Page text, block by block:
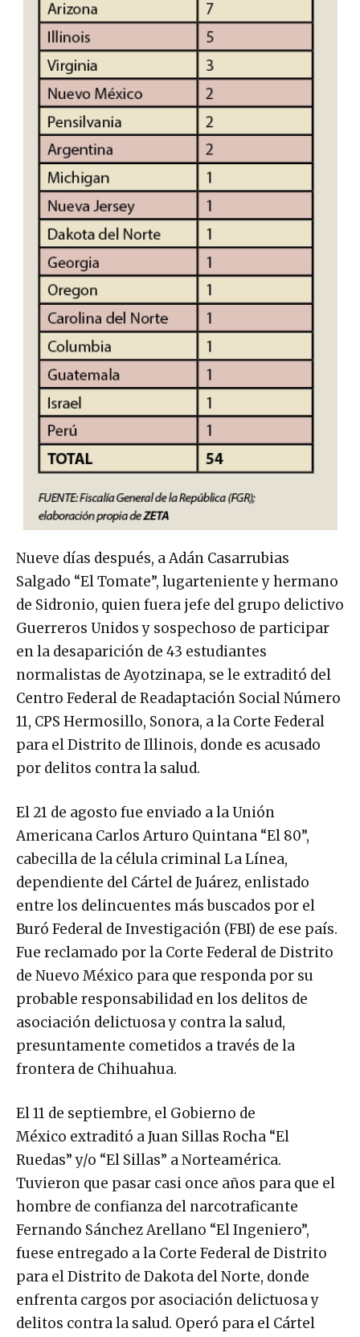
Nueve días después, a Adán Casarrubias
Salgado “El Tomate”, lugarteniente y hermano
de Sidronio, quien fuera jefe del grupo delictivo
Guerreros Unidos y sospechoso de participar
en la desaparición de 43 estudiantes
normalistas de Ayotzinapa, se le extraditó del
Centro Federal de Readaptación Social Número
11, CPS Hermosillo, Sonora, a la Corte Federal
para el Distrito de Illinois, donde es acusado
por delitos contra la salud.
El 21 de agosto fue enviado a la Unión
Americana Carlos Arturo Quintana “El 80”,
cabecilla de la célula criminal La Línea,
dependiente del Cártel de Juárez, enlistado
entre los delincuentes más buscados por el
Buró Federal de Investigación (FBI) de ese país.
Fue reclamado por la Corte Federal de Distrito
de Nuevo México para que responda por su
probable responsabilidad en los delitos de
asociación delictuosa y contra la salud,
presuntamente cometidos a través de la
frontera de Chihuahua.
El 11 de septiembre, el Gobierno de
México extraditó a Juan Sillas Rocha “El
Ruedas” y/o “El Sillas” a Norteamérica.
Tuvieron que pasar casi once años para que el
hombre de confianza del narcotraficante
Fernando Sánchez Arellano “El Ingeniero”,
fuese entregado a la Corte Federal de Distrito
para el Distrito de Dakota del Norte, donde
enfrenta cargos por asociación delictuosa y
delitos contra la salud. Operó para el Cártel